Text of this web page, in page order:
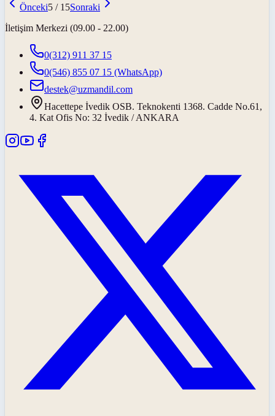
Önceki5 / 15Sonraki
İletişim Merkezi (09.00 - 22.00)
0(312) 911 37 15
0(546) 855 07 15 (WhatsApp)
destek@uzmandil.com
Hacettepe İvedik OSB. Teknokenti 1368. Cadde No.61,
4. Kat Ofis No: 32 İvedik / ANKARA